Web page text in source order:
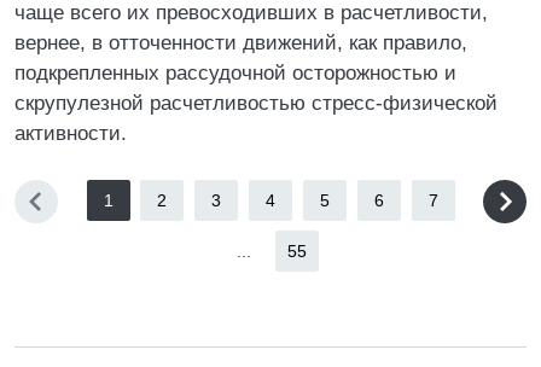
чаще всего их превосходивших в расчетливости,
вернее, в отточенности движений, как правило,
подкрепленных рассудочной осторожностью и
скрупулезной расчетливостью стресс-физической
активности.
1 2 3 4 5 6 7
55